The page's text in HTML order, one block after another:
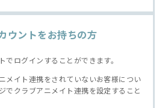
ウントをお持ちの方
でログインすることができます。
メイト連携をされていないお客様につい
でクラブアニメイト連携を設定すること